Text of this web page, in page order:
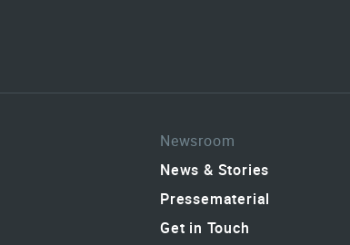
Newsroom
News & Stories
Pressematerial
Get in Touch